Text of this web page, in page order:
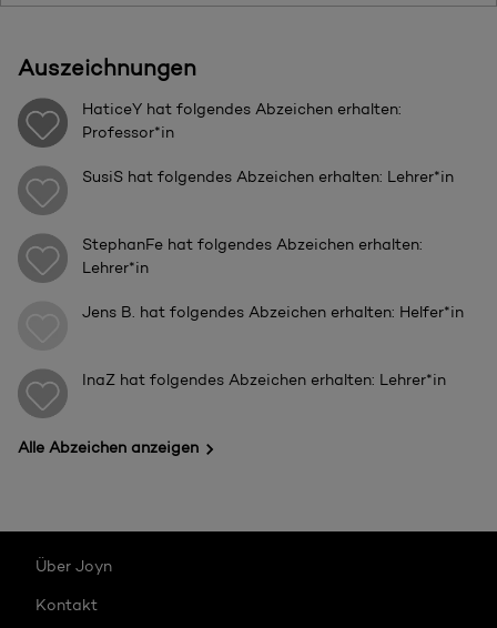
Auszeichnungen
HaticeY hat folgendes Abzeichen erhalten:
Professor*in
SusiS hat folgendes Abzeichen erhalten: Lehrer*in
StephanFe hat folgendes Abzeichen erhalten:
Lehrer*in
Jens B. hat folgendes Abzeichen erhalten: Helfer*in
InaZ hat folgendes Abzeichen erhalten: Lehrer*in
Alle Abzeichen anzeigen
Über Joyn
Kontakt